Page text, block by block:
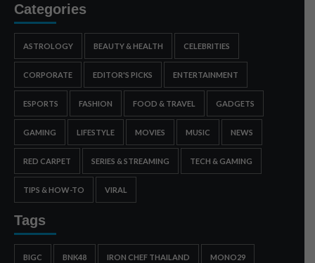
Categories
ASTROLOGY BEAUTY & HEALTH CELEBRITIES
CORPORATE EDITOR'S PICKS ENTERTAINMENT
ESPORTS FASHION FOOD & TRAVEL GADGETS
GAMING LIFESTYLE MOVIES MUSIC NEWS
RED CARPET SERIES & STREAMING TECH & GAMING
TIPS & HOW-TO VIRAL
Tags
BIGC BNK48 IRON CHEF THAILAND MONO29